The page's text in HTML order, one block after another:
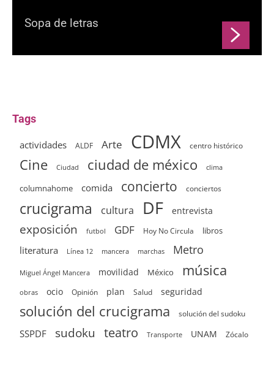
Sopa de letras
Tags
actividades ALDF Arte CDMX centro histórico
Cine Ciudad ciudad de méxico clima
columnahome comida concierto conciertos
crucigrama cultura DF entrevista
exposición futbol GDF Hoy No Circula libros
literatura Línea 12 mancera marchas Metro
Miguel Ángel Mancera movilidad México música
obras ocio Opinión plan Salud seguridad
solución del crucigrama solución del sudoku
SSPDF sudoku teatro Transporte UNAM Zócalo